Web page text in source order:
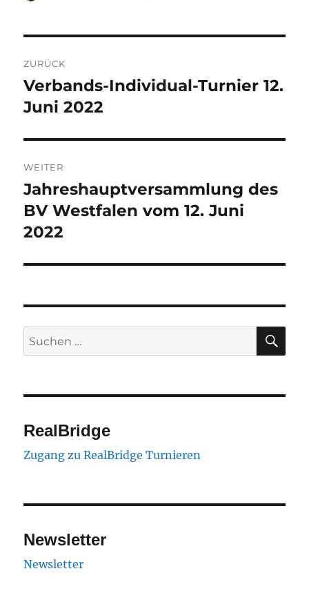
ZURÜCK
Vorheriger
Beitrag:
Verbands-Individual-Turnier 12.
Juni 2022
WEITER
Nächster
Beitrag:
Jahreshauptversammlung des
BV Westfalen vom 12. Juni
2022
Suchen
nach:
RealBridge
Zugang zu RealBridge Turnieren
Newsletter
Newsletter